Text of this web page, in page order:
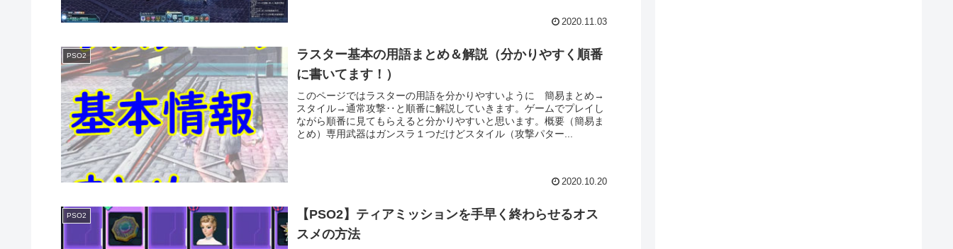
2020.11.03
PSO2
ラスター基本の用語まとめ＆解説（分かりやすく順番
に書いてます！）
このページではラスターの用語を分かりやすいように 簡易まとめ→
スタイル→通常攻撃‥と順番に解説していきます。ゲームでプレイし
ながら順番に見てもらえると分かりやすいと思います。概要（簡易ま
とめ）専用武器はガンスラ１つだけどスタイル（攻撃パター...
2020.10.20
PSO2
【PSO2】ティアミッションを手早く終わらせるオス
スメの方法